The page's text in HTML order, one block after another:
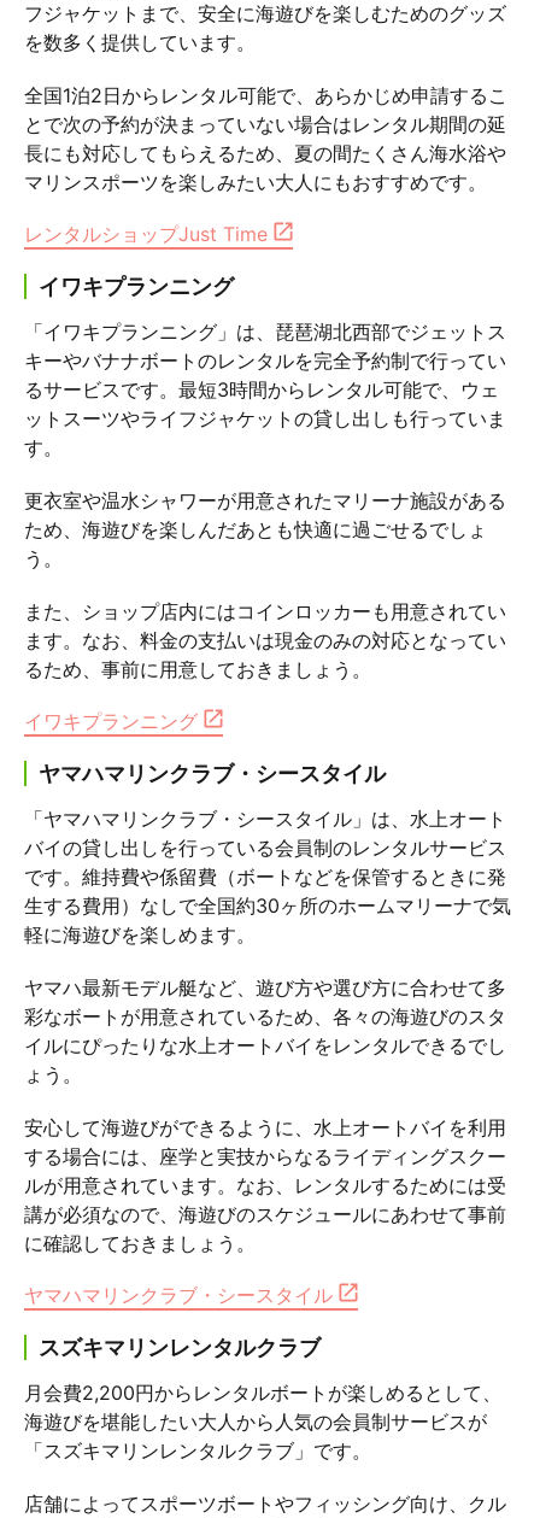
フジャケットまで、安全に海遊びを楽しむためのグッズ
を数多く提供しています。
全国1泊2日からレンタル可能で、あらかじめ申請するこ
とで次の予約が決まっていない場合はレンタル期間の延
長にも対応してもらえるため、夏の間たくさん海水浴や
マリンスポーツを楽しみたい大人にもおすすめです。
レンタルショップJust Time
イワキプランニング
「イワキプランニング」は、琵琶湖北西部でジェットス
キーやバナナボートのレンタルを完全予約制で行ってい
るサービスです。最短3時間からレンタル可能で、ウェ
ットスーツやライフジャケットの貸し出しも行っていま
す。
更衣室や温水シャワーが用意されたマリーナ施設がある
ため、海遊びを楽しんだあとも快適に過ごせるでしょ
う。
また、ショップ店内にはコインロッカーも用意されてい
ます。なお、料金の支払いは現金のみの対応となってい
るため、事前に用意しておきましょう。
イワキプランニング
ヤマハマリンクラブ・シースタイル
「ヤマハマリンクラブ・シースタイル」は、水上オート
バイの貸し出しを行っている会員制のレンタルサービス
です。維持費や係留費（ボートなどを保管するときに発
生する費用）なしで全国約30ヶ所のホームマリーナで気
軽に海遊びを楽しめます。
ヤマハ最新モデル艇など、遊び方や選び方に合わせて多
彩なボートが用意されているため、各々の海遊びのスタ
イルにぴったりな水上オートバイをレンタルできるでし
ょう。
安心して海遊びができるように、水上オートバイを利用
する場合には、座学と実技からなるライディングスクー
ルが用意されています。なお、レンタルするためには受
講が必須なので、海遊びのスケジュールにあわせて事前
に確認しておきましょう。
ヤマハマリンクラブ・シースタイル
スズキマリンレンタルクラブ
月会費2,200円からレンタルボートが楽しめるとして、
海遊びを堪能したい大人から人気の会員制サービスが
「スズキマリンレンタルクラブ」です。
店舗によってスポーツボートやフィッシング向け、クル